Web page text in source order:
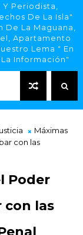
Periodista,
De La Isla"
De La Maguana,
Apartamento
Lema " En
Información"
Máximas
con las
Poder
con las